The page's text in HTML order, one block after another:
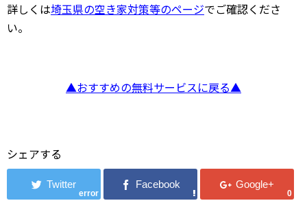
詳しくは埼玉県の空き家対策等のページでご確認くださ
い。
▲おすすめの無料サービスに戻る▲
シェアする
error 0